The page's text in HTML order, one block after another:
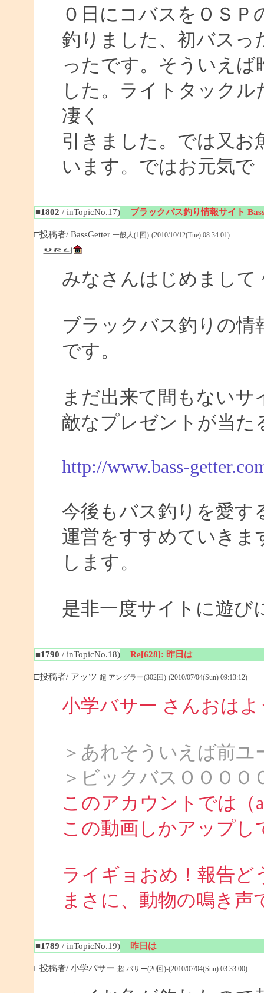
０日にコバスをＯＳ
釣りました、初バスっ
ったです。そういえ
した。ライトタック
凄く
引きました。では又お
います。ではお元気で
■1802 / inTopicNo.17) ブラックバス釣り情報サイト
□投稿者/ BassGetter 一般人(1回)-(2010/10/12(Tue) 08:34:01)
みなさんはじめまして
ブラックバス釣りの情
です。
まだ出来て間もないサ
敵なプレゼントが当た
http://www.bass-
今後もバス釣りを愛す
運営をすすめていきま
します。
是非一度サイトに遊び
■1790 / inTopicNo.18) Re[628]: 昨日は
□投稿者/ アッツ 超 アングラー(302回)-(2010/07/04(Sun) 09:13:12)
小学バサー さんおは
＞あれそういえば前
＞ビックバスＯＯＯ
このアカウントでは（
この動画しかアップし
ライギョおめ！報告ど
まさに、動物の鳴き声
■1789 / inTopicNo.19) 昨日は
□投稿者/ 小学バサー 超 バサー(20回)-(2010/07/04(Sun) 03:33:00)